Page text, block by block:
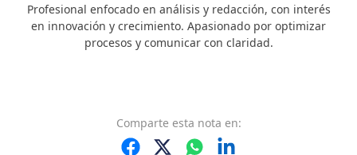
Profesional enfocado en análisis y redacción, con interés
en innovación y crecimiento. Apasionado por optimizar
procesos y comunicar con claridad.
Comparte esta nota en: